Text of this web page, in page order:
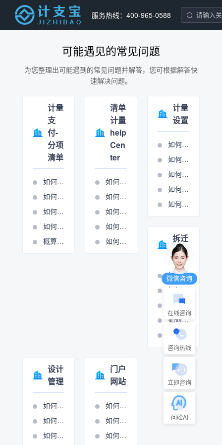
服务热线：400-965-0588
可能遇见的常见问题
为您整理出可能遇到的常见问题并解答，您可根据解答快
速解决问题。
计量
支
付-
分项
清单
如何导入清单
如何进行分项清单计量
如何使用施工图核算表
如何添加或修改费用条款
概算分项的操作视频
清单
计量
help
Cen
ter
如何进行周期管理
如何进行总包计量周期管理
如何新建周期
如何设置周期管理
如何进行计量支付
计量
设置
如何设置分项条目
如何设置合同报表
如何设置单位报表
如何进行报表输出
如何进行清单锁定
拆迁
管理
如何打印拆迁报表
如何设置房屋拆迁管理
如何设置村组管理
如何设置房屋拆迁管理
如何设置只补不征管理
设计
管理
如何添加生产项目
如何设置项目执行
如何项目立项
门户
网站
如何做网站管理
如何进行新闻图管理
如何进行展示图管理
微信咨询
在线咨询
咨询热线
立即咨询
问砼AI